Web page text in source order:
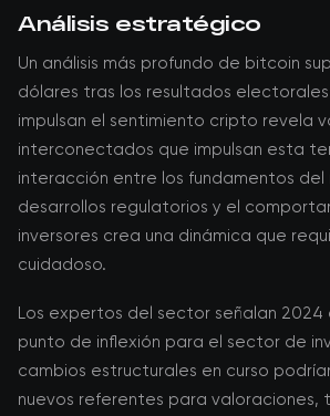
Análisis estratégico
Un análisis más profundo de bitcoin
dólares tras los resultados
impulsan el sentimiento cripto revela
interconectados que impulsan esta
interacción entre los fundamentos del
desarrollos regulatorios y el
inversores crea una dinámica que
cuidadoso.
Los expertos del sector señalan
punto de inflexión para el sector de
cambios estructurales en curso
nuevos referentes para valoraciones,